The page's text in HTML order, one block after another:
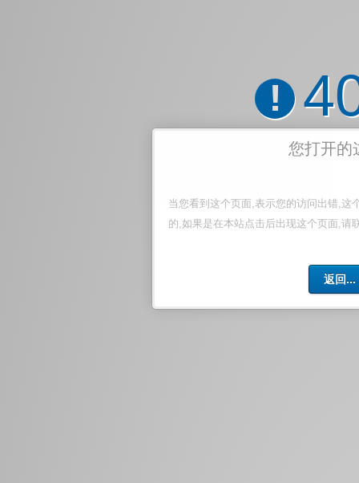
!
您打开的
当您看到这个页面,表示您的访问出错,这
的,如果是在本站点击后出现这个页面,请
返回...